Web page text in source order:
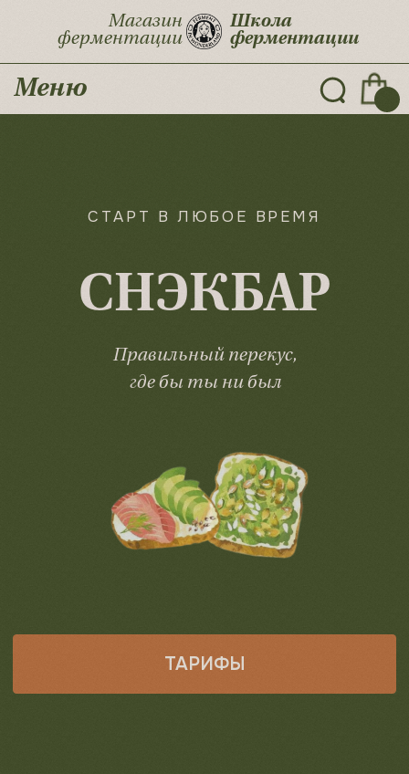
Школа
ферментации
Магазин
ферментации
Меню
СНЭКБАР
где бы ты ни был
ТАРИФЫ